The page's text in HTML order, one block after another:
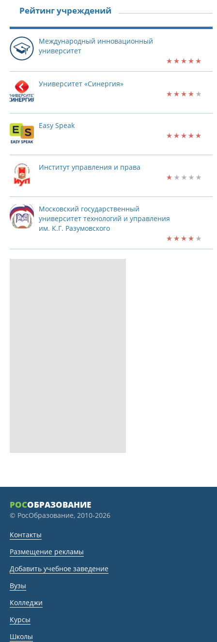
Рейтинг учреждений
Международный инновационный
университет
Университет «Синергия»
Easy Speak
Институт управления и права
Московский государственный
университет технологий и управления
им. К.Г. Разумовского
РОСОБРАЗОВАНИЕ
© РосОбразование, 2010-2026
Контакты
Размещение рекламы
Добавить учебное заведение
Вузы
Колледжи
Курсы
Школы